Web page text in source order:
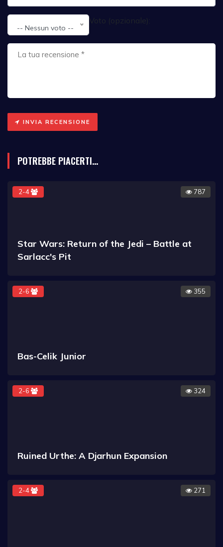
Voto (opzionale):
-- Nessun voto --
INVIA RECENSIONE
POTREBBE PIACERTI...
2-4 787
Star Wars: Return of the Jedi – Battle at
Sarlacc's Pit
2-6 355
Bas-Celik Junior
2-6 324
Ruined Urthe: A Djarhun Expansion
2-4 271